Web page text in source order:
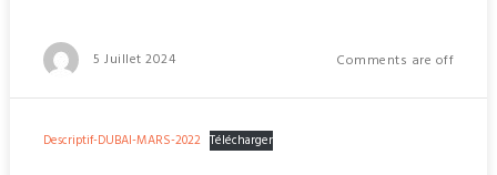
Posted
5 Juillet 2024 Comments are off
Descriptif-DUBAI-MARS-2022 Télécharger